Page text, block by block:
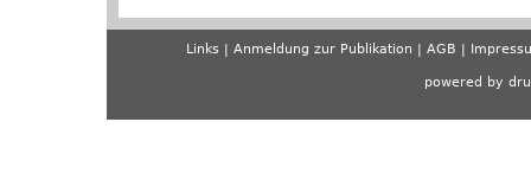
Links Anmeldung zur Publikation AGB
powered by